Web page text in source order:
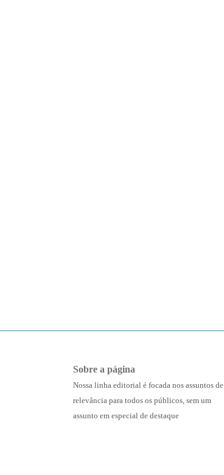
Sobre a página
Nossa linha editorial é focada nos assuntos de
relevância para todos os públicos, sem um
assunto em especial de destaque